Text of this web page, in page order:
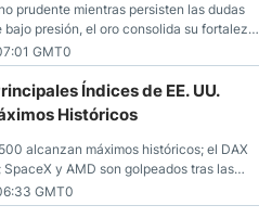
prudente mientras persisten las dudas
presión, el oro consolida su fortaleza
económicas desde Estados
GMT0
Índices de EE. UU.
Históricos
alcanzan máximos históricos; el DAX
y AMD son golpeados tras las
cae por debajo de los $80 con nuevas
intentando estabilizarse frente al
GMT0